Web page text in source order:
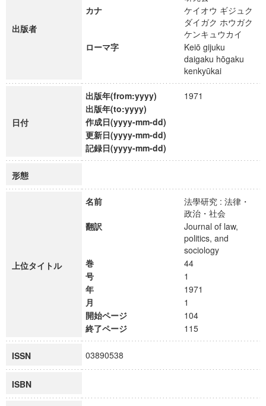
出版者
カナ
ケイオウ ギジュク
ダイガク ホウガク
ケンキュウカイ
ローマ字
Keiō gijuku
daigaku hōgaku
kenkyūkai
日付
出版年(from:yyyy)
1971
出版年(to:yyyy)
作成日(yyyy-mm-dd)
更新日(yyyy-mm-dd)
記録日(yyyy-mm-dd)
形態
上位タイトル
名前
法學研究 : 法律・
政治・社会
翻訳
Journal of law,
politics, and
sociology
巻
44
号
1
年
1971
月
1
開始ページ
104
終了ページ
115
ISSN 03890538
ISBN